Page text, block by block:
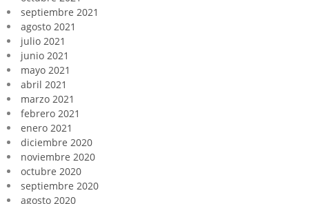
septiembre 2021
agosto 2021
julio 2021
junio 2021
mayo 2021
abril 2021
marzo 2021
febrero 2021
enero 2021
diciembre 2020
noviembre 2020
octubre 2020
septiembre 2020
agosto 2020